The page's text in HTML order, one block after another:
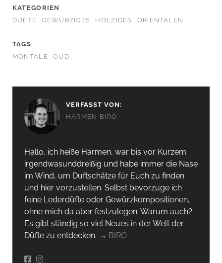
KATEGORIEN
DÜFTE
GEWÜRZIGES HOLZIGES ORIENTALEN
TAGS
MONTALE
OUD
VERFASST VON:
HARMEN BIRÓ
Hallo, ich heiße Harmen, war bis vor Kurzem
irgendwas­unddreißig und habe immer die Nase
im Wind, um Duftschätze für Euch zu finden
und hier vorzustellen. Selbst bevorzuge ich
feine Lederdüfte oder Gewürzkompositionen,
ohne mich da aber festzulegen. Warum auch?
Es gibt ständig so viel Neues in der Welt der
Düfte zu entdecken. → BIRÓ